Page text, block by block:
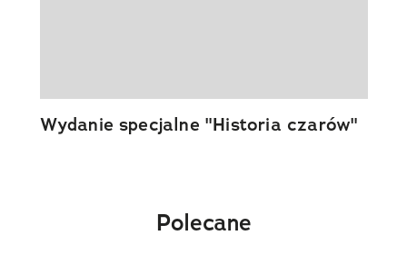
Wydanie specjalne "Historia czarów"
Polecane